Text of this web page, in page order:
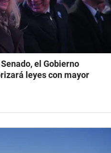
el Gobierno
leyes con mayor